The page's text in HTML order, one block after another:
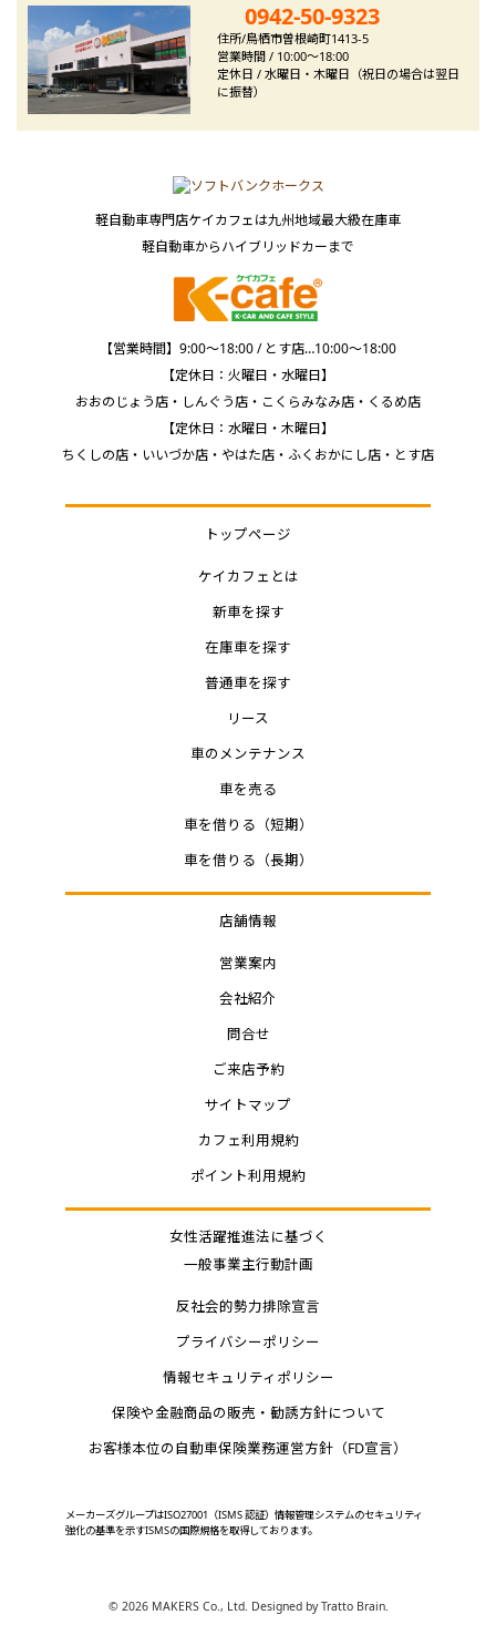
0942-50-9323
住所/鳥栖市曽根崎町1413-5
営業時間 / 10:00～18:00
定休日 / 水曜日・木曜日（祝日の場合は翌日
に振替）
軽自動車専門店ケイカフェは九州地域最大級在庫車
軽自動車からハイブリッドカーまで
【営業時間】9:00～18:00 / とす店…10:00～18:00
【定休日：火曜日・水曜日】
おおのじょう店・しんぐう店・こくらみなみ店・くるめ店
【定休日：水曜日・木曜日】
ちくしの店・いいづか店・やはた店・ふくおかにし店・とす店
トップページ
ケイカフェとは
新車を探す
在庫車を探す
普通車を探す
リース
車のメンテナンス
車を売る
車を借りる（短期）
車を借りる（長期）
店舗情報
営業案内
会社紹介
問合せ
ご来店予約
サイトマップ
カフェ利用規約
ポイント利用規約
女性活躍推進法に基づく
一般事業主行動計画
反社会的勢力排除宣言
プライバシーポリシー
情報セキュリティポリシー
保険や金融商品の販売・勧誘方針について
お客様本位の自動車保険業務運営方針（FD宣言）
メーカーズグループはISO27001（ISMS 認証）情報管理システムのセキュリティ
強化の基準を示すISMSの国際規格を取得しております。
© 2026 MAKERS Co., Ltd. Designed byTratto Brain.